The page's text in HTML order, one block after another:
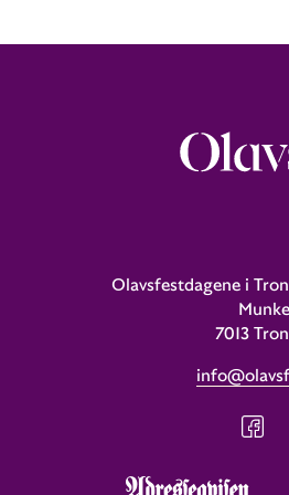
Olavsfestdagene i
7013